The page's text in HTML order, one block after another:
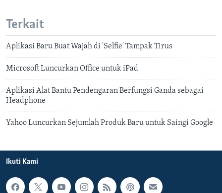
Terkait
Aplikasi Baru Buat Wajah di 'Selfie' Tampak Tirus
Microsoft Luncurkan Office untuk iPad
Aplikasi Alat Bantu Pendengaran Berfungsi Ganda sebagai
Headphone
Yahoo Luncurkan Sejumlah Produk Baru untuk Saingi Google
Ikuti Kami